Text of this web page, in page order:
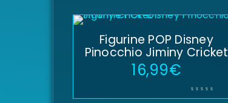
Figurine POP Disney
Pinocchio Jiminy Cricket
16,99€